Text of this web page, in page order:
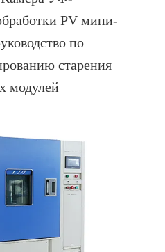
PV мини-
по
старения
модулей